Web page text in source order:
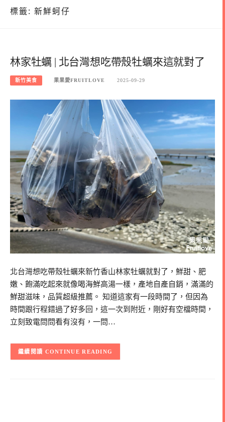
標籤: 新鮮蚵仔
林家牡蠣 | 北台灣想吃帶殼牡蠣來這就對了
新竹美食 果果愛FRUITLOVE 2025-09-29
北台灣想吃帶殼牡蠣來新竹香山林家牡蠣就對了，鮮甜、肥
嫩、飽滿吃起來就像喝海鮮高湯一樣，產地自產自銷，滿滿的
鮮甜滋味，品質超級推薦。 知道這家有一段時間了，但因為
時間跟行程錯過了好多回，這一次到附近，剛好有空檔時間，
立刻致電問問看有沒有，一問…
CONTINUE READING